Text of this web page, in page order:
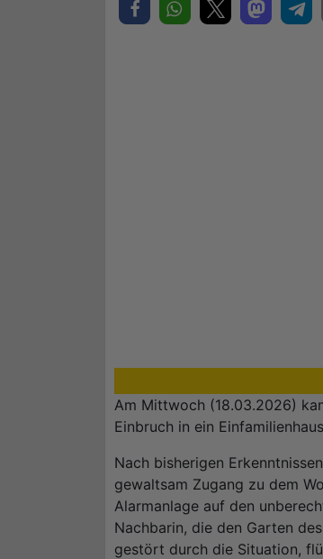
Am Mittwoch (18.03.2026)
Einbruch in ein
Nach bisherigen
gewaltsam Zugang zu dem
Alarmanlage auf den
Nachbarin, die den Garten
gestört durch die Situation,